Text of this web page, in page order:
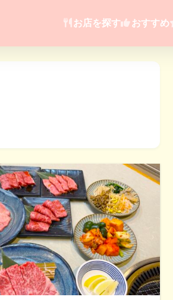
お店を探す おすすめ